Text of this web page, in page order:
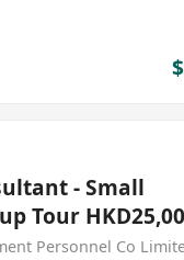
- Small
Tour
Personnel Co